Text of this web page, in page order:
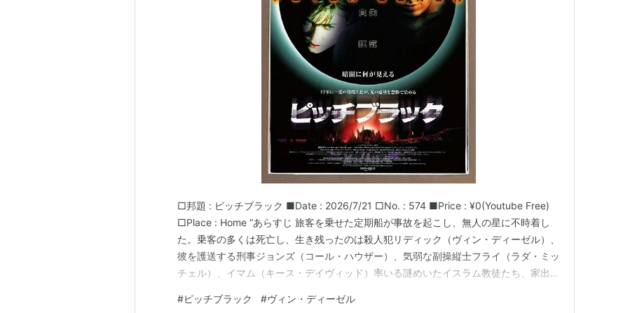
ワイルド・スピード MEGA MAX（2011） 出演
ワイルド・スピード MAX（2009） 出演
（2008） 出演
（2005） 出演
リディック・アニメーテッド
（2004）＜OV＞ 声の出演
（2004） 出演、製作
（2003） 出演、製作総指揮
ノックアラウンド・ガイズ
（2002） 出演
（2002） 出演、製作総指揮
マネー・ゲーム （2000） 出演
ピッチブラック（2000） 出演
アイアン・ジャイアント（1999） 声の出演
プライベート・ライアン（1998） 出演
ストレイ・ドッグ（1997）＜未＞ 監督、脚本、出演、製作
□邦題 : ピッチブラック ■Date : 2026/7/21 □No. : 574 ■Price : ¥0(Youtube Free)
□Place : Home “あらすじ 旅客を乗せた定期船が事故を起こし、無人の星に不時着し
た。乗客の多くは死亡し、生き残ったのは殺人犯リディック（ヴィン・ディーゼル）、
彼を護送する刑事ジョンズ（コール・ハウザー）、気弱な副操縦士フライ（ラダ・ミッ
チェル）、イマム（キース・デイヴィッド）率いる謎めいたイスラム教徒たち、家出少
ス・フィッツジェラルド）。立場上、フライをリーダーとし、彼…
#ピッチブラック #ヴィン・ディーゼル